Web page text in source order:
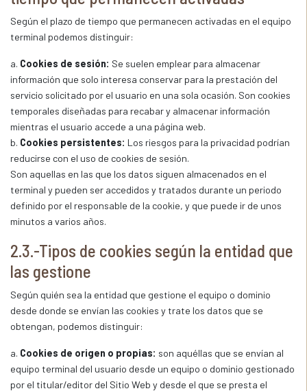
Según el plazo de tiempo que permanecen activadas en el equipo
terminal podemos distinguir:
a. Cookies de sesión: Se suelen emplear para almacenar
información que solo interesa conservar para la prestación del
servicio solicitado por el usuario en una sola ocasión. Son cookies
temporales diseñadas para recabar y almacenar información
mientras el usuario accede a una página web.
b. Cookies persistentes: Los riesgos para la privacidad podrían
reducirse con el uso de cookies de sesión.
Son aquellas en las que los datos siguen almacenados en el
terminal y pueden ser accedidos y tratados durante un periodo
definido por el responsable de la cookie, y que puede ir de unos
minutos a varios años.
2.3.-Tipos de cookies según la entidad que
las gestione
Según quién sea la entidad que gestione el equipo o dominio
desde donde se envían las cookies y trate los datos que se
obtengan, podemos distinguir:
a. Cookies de origen o propias: son aquéllas que se envían al
equipo terminal del usuario desde un equipo o dominio gestionado
por el titular/editor del Sitio Web y desde el que se presta el